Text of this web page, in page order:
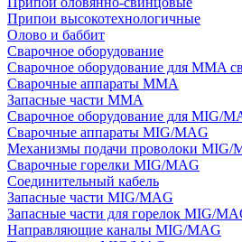
Припои высокотехнологичные
Олово и баббит
Сварочное оборудование
Сварочное оборудование для MMA
Сварочные аппараты MMA
Запасные части MMA
Сварочное оборудование для MIG/
Сварочные аппараты MIG/MAG
Механизмы подачи проволоки MIG/
Сварочные горелки MIG/MAG
Соединительный кабель
Запасные части MIG/MAG
Запасные части для горелок MIG/
Направляющие каналы MIG/MAG